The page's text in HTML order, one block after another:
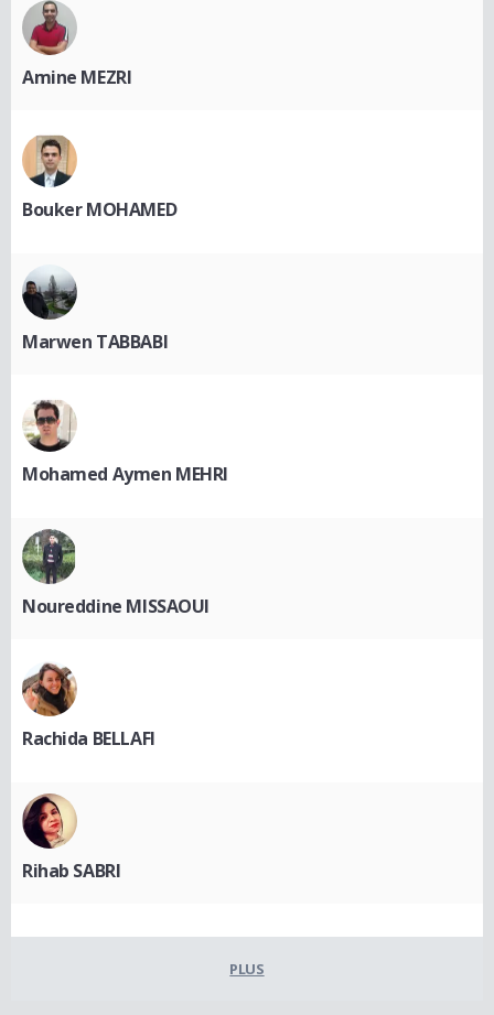
Amine MEZRI
Bouker MOHAMED
Marwen TABBABI
Mohamed Aymen MEHRI
Noureddine MISSAOUI
Rachida BELLAFI
Rihab SABRI
PLUS